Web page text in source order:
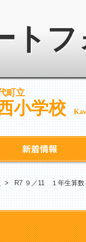
ト
町立
小学校
校概要
> R7 ９／11 １年生算数